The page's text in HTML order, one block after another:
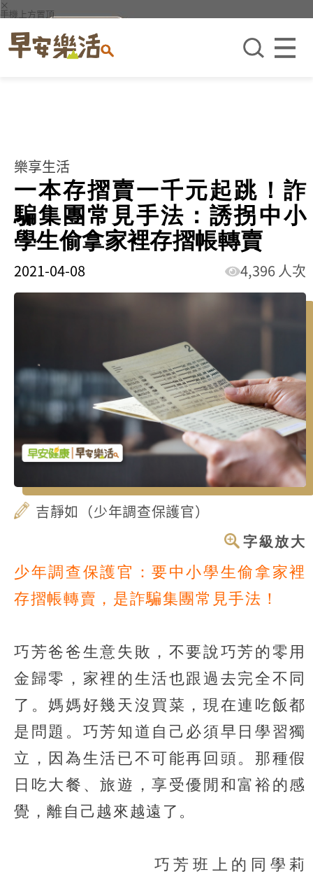
×
手機上方置頂
樂享生活
一本存摺賣一千元起跳！詐
騙集團常見手法：誘拐中小
學生偷拿家裡存摺帳轉賣
2021-04-08 4,396 人次
吉靜如（少年調查保護官）
字級放大
少年調查保護官：要中小學生偷拿家裡
存摺帳轉賣，是詐騙集團常見手法！
巧芳爸爸生意失敗，不要說巧芳的零用
金歸零，家裡的生活也跟過去完全不同
了。媽媽好幾天沒買菜，現在連吃飯都
是問題。巧芳知道自己必須早日學習獨
立，因為生活已不可能再回頭。那種假
日吃大餐、旅遊，享受優閒和富裕的感
覺，離自己越來越遠了。
巧芳班上的同學莉